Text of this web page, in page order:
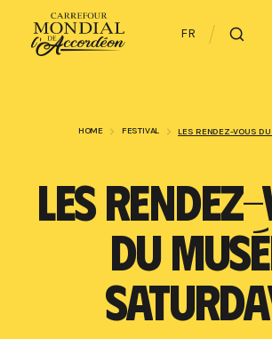
FR
HOME FESTIVAL
LES
DU